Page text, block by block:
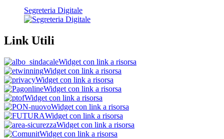
Segreteria Digitale
Link Utili
Widget con link a risorsa
Widget con link a risorsa
Widget con link a risorsa
Widget con link a risorsa
Widget con link a risorsa
Widget con link a risorsa
Widget con link a risorsa
Widget con link a risorsa
Widget con link a risorsa